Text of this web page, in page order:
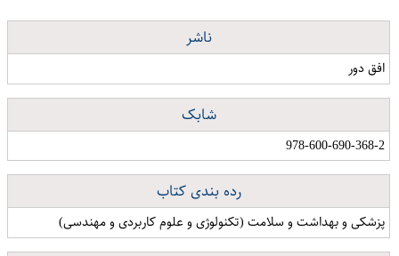
ناشر
افق دور
شابک
978-600-690-368-2
رده بندی کتاب
پزشکی و بهداشت و سلامت (تکنولوژی و علوم کاربردی و مهندسی)